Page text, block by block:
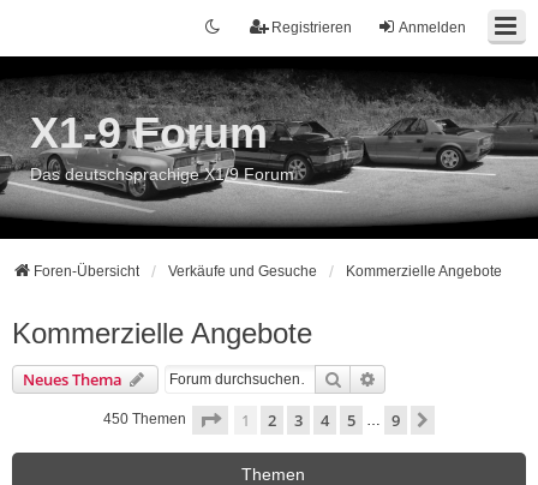
Anmelden
Registrieren
X1-9 Forum
Das deutschsprachige X1/9 Forum
Foren-Übersicht Verkäufe und Gesuche Kommerzielle Angebote
Kommerzielle Angebote
Neues Thema Suche
450 Themen Seite 1von
1 2 3 4 5 … 9
Themen